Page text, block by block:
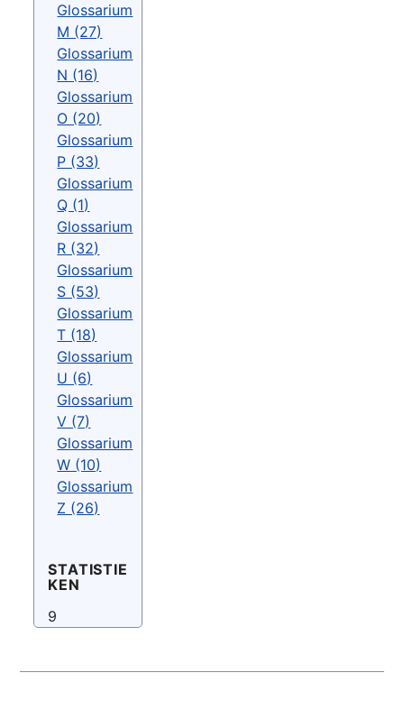
Glossarium
M (27)
Glossarium
N (16)
Glossarium
O (20)
Glossarium
P (33)
Glossarium
Q (1)
Glossarium
R (32)
Glossarium
S (53)
Glossarium
T (18)
Glossarium
U (6)
Glossarium
V (7)
Glossarium
W (10)
Glossarium
Z (26)
STATISTIE
KEN
9